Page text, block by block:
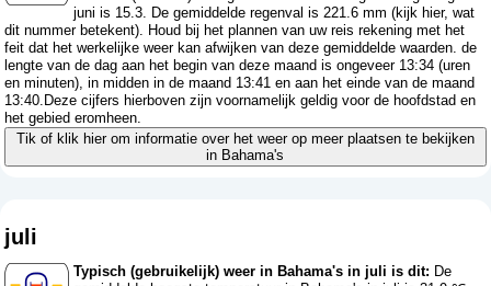
juni is 15.3. De gemiddelde regenval is 221.6 mm (kijk hier, wat
dit nummer betekent). Houd bij het plannen van uw reis rekening met het
feit dat het werkelijke weer kan afwijken van deze gemiddelde waarden. de
lengte van de dag aan het begin van deze maand is ongeveer 13:34 (uren
en minuten), in midden in de maand 13:41 en aan het einde van de maand
13:40.Deze cijfers hierboven zijn voornamelijk geldig voor de hoofdstad en
het gebied eromheen.
Tik of klik hier om informatie over het weer op meer plaatsen te bekijken
in Bahama's
juli
Typisch (gebruikelijk) weer in Bahama's in juli is dit: De